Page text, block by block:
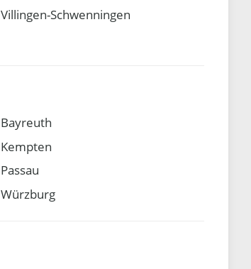
Villingen-Schwenningen
Bayreuth
Kempten
Passau
Würzburg